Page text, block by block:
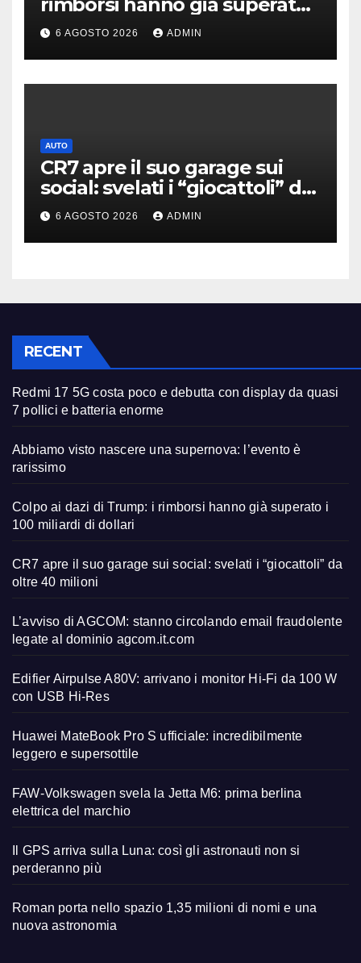
100 miliardi di dollari
6 AGOSTO 2026 ADMIN
AUTO
CR7 apre il suo garage sui
social: svelati i “giocattoli” da
oltre 40 milioni
6 AGOSTO 2026 ADMIN
RECENT
Redmi 17 5G costa poco e debutta con display da quasi
7 pollici e batteria enorme
Abbiamo visto nascere una supernova: l’evento è
rarissimo
Colpo ai dazi di Trump: i rimborsi hanno già superato i
100 miliardi di dollari
CR7 apre il suo garage sui social: svelati i “giocattoli” da
oltre 40 milioni
L’avviso di AGCOM: stanno circolando email fraudolente
legate al dominio agcom.it.com
Edifier Airpulse A80V: arrivano i monitor Hi-Fi da 100 W
con USB Hi-Res
Huawei MateBook Pro S ufficiale: incredibilmente
leggero e supersottile
FAW-Volkswagen svela la Jetta M6: prima berlina
elettrica del marchio
Il GPS arriva sulla Luna: così gli astronauti non si
perderanno più
Roman porta nello spazio 1,35 milioni di nomi e una
nuova astronomia